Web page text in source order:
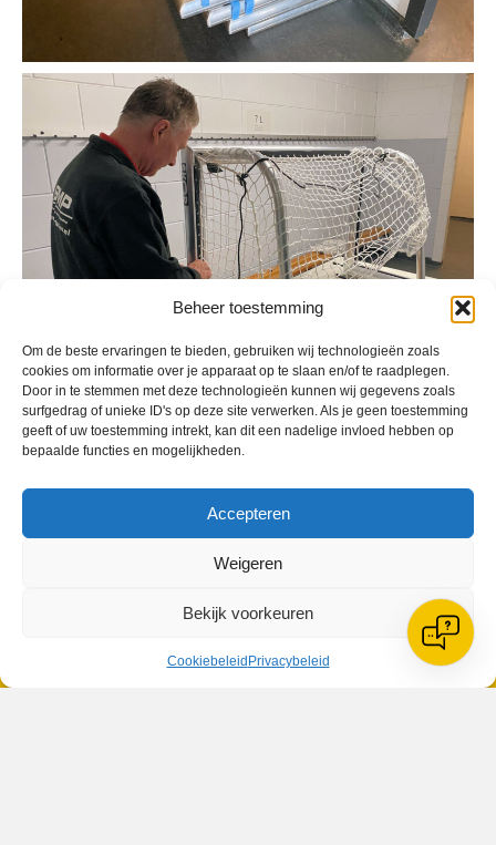
Beheer toestemming
Om de beste ervaringen te bieden, gebruiken wij technologieën zoals
cookies om informatie over je apparaat op te slaan en/of te raadplegen.
Door in te stemmen met deze technologieën kunnen wij gegevens zoals
surfgedrag of unieke ID's op deze site verwerken. Als je geen toestemming
geeft of uw toestemming intrekt, kan dit een nadelige invloed hebben op
bepaalde functies en mogelijkheden.
Accepteren
Weigeren
Bekijk voorkeuren
Cookiebeleid Privacybeleid
1705 NA Heerhugowaard